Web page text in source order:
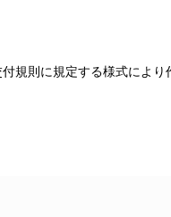
規則に規定する様式によ